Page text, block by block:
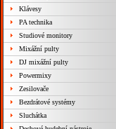
Klávesy
PA technika
Studiové monitory
Mixážní pulty
DJ mixážní pulty
Powermixy
Zesilovače
Bezdrátové systémy
Sluchátka